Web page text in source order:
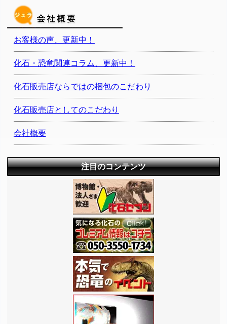
お客様の声、更新中！
化石・恐竜関連コラム、更新中！
化石販売店ならではの梱包のこだわり
化石販売店としてのこだわり
会社概要
注目のコンテンツ